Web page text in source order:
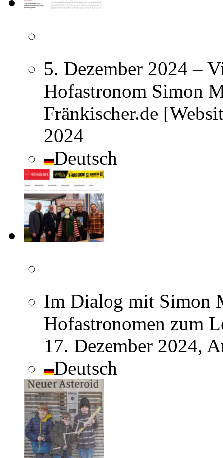
5. Dezember 2024 –
Hofastronom Simon
Fränkischer.de
2024
Deutsch
Im Dialog mit Simon
Hofastronomen zum
17. Dezember 2024,
Deutsch